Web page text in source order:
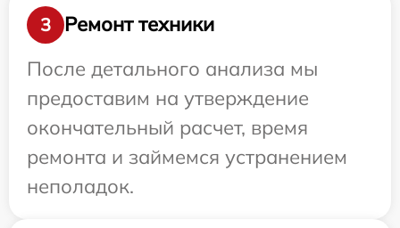
3
Ремонт техники
После детального анализа мы
предоставим на утверждение
окончательный расчет, время
ремонта и займемся устранением
неполадок.